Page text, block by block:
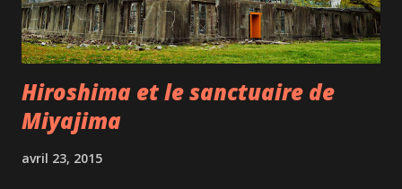
Rousseau ne se prive pas de chanter, dan...
Hiroshima et le sanctuaire de
Miyajima
avril 23, 2015